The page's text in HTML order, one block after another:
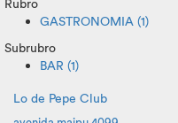
Rubro
GASTRONOMIA (1)
Subrubro
BAR (1)
Lo de Pepe Club